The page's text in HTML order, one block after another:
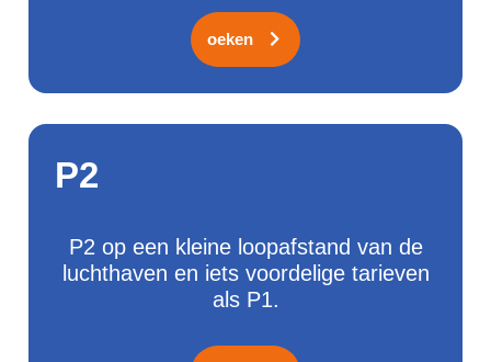
Zoeken
P2
P2 op een kleine loopafstand van de
luchthaven en iets voordelige tarieven
als P1.